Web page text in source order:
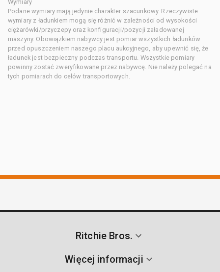
Wymiary
Podane wymiary mają jedynie charakter szacunkowy. Rzeczywiste
wymiary z ładunkiem mogą się różnić w zależności od wysokości
ciężarówki/przyczepy oraz konfiguracji/pozycji załadowanej
maszyny. Obowiązkiem nabywcy jest pomiar wszystkich ładunków
przed opuszczeniem naszego placu aukcyjnego, aby upewnić się, że
ładunek jest bezpieczny podczas transportu. Wszystkie pomiary
powinny zostać zweryfikowane przez nabywcę. Nie należy polegać na
tych pomiarach do celów transportowych.
Ritchie Bros.
Więcej informacji